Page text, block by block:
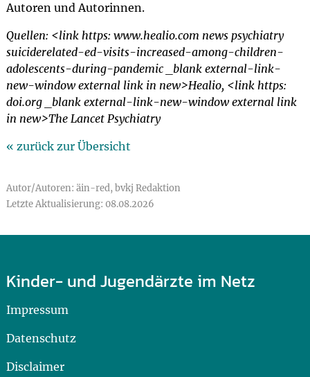
Autoren und Autorinnen.
Quellen: <link https: www.healio.com news psychiatry
suiciderelated-ed-visits-increased-among-children-
adolescents-during-pandemic _blank external-link-
new-window external link in new>Healio, <link https:
doi.org _blank external-link-new-window external link
in new>The Lancet Psychiatry
« zurück zur Übersicht
Autor/Autoren: äin-red, bvkj Redaktion
Letzte Aktualisierung: 08.08.2026
Kinder- und Jugendärzte im Netz
Impressum
Datenschutz
Disclaimer